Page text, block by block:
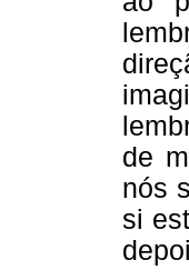
de
nós
si